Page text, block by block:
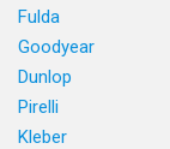
Fulda
Goodyear
Dunlop
Pirelli
Kleber